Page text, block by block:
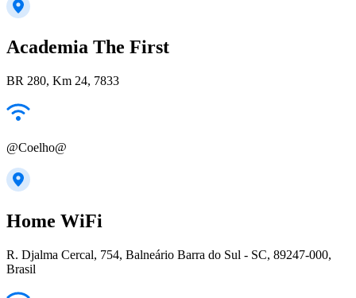
Academia The First
BR 280, Km 24, 7833
@Coelho@
Home WiFi
R. Djalma Cercal, 754, Balneário Barra do Sul - SC, 89247-000,
Brasil